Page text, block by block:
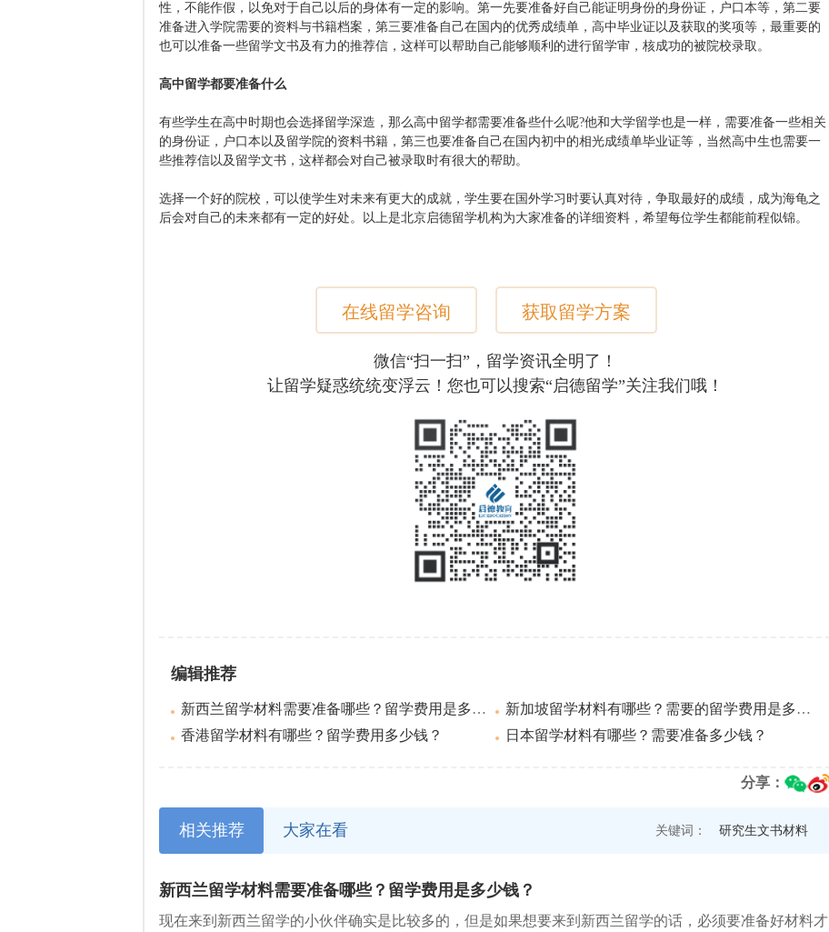
性，不能作假，以免对于自己以后的身体有一定的影响。第一先要准备好自己能证明身份的身份证，户口本等，第二要
准备进入学院需要的资料与书籍档案，第三要准备自己在国内的优秀成绩单，高中毕业证以及获取的奖项等，最重要的
也可以准备一些留学文书及有力的推荐信，这样可以帮助自己能够顺利的进行留学审，核成功的被院校录取。
高中留学都要准备什么
有些学生在高中时期也会选择留学深造，那么高中留学都需要准备些什么呢?他和大学留学也是一样，需要准备一些相关
的身份证，户口本以及留学院的资料书籍，第三也要准备自己在国内初中的相光成绩单毕业证等，当然高中生也需要一
些推荐信以及留学文书，这样都会对自己被录取时有很大的帮助。
选择一个好的院校，可以使学生对未来有更大的成就，学生要在国外学习时要认真对待，争取最好的成绩，成为海龟之
后会对自己的未来都有一定的好处。以上是北京启德留学机构为大家准备的详细资料，希望每位学生都能前程似锦。
在线留学咨询 获取留学方案
微信“扫一扫”，留学资讯全明了！
让留学疑惑统统变浮云！您也可以搜索“启德留学”关注我们哦！
编辑推荐
新西兰留学材料需要准备哪些？留学费用是多少钱？
新加坡留学材料有哪些？需要的留学费用是多少钱？
香港留学材料有哪些？留学费用多少钱？
日本留学材料有哪些？需要准备多少钱？
分享：
相关推荐 大家在看 关键词： 研究生文书材料
新西兰留学材料需要准备哪些？留学费用是多少钱？
​现在来到新西兰留学的小伙伴确实是比较多的，但是如果想要来到新西兰留学的话，必须要准备好材料才